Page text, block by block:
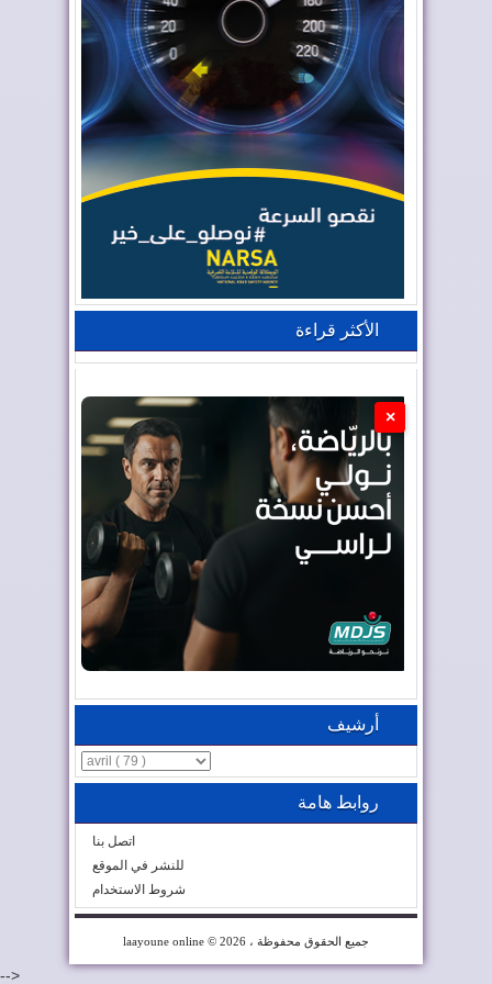
الأكثر قراءة
×
أرشيف
روابط هامة
اتصل بنا
للنشر في الموقع
شروط الاستخدام
laayoune online © 2026 ، جميع الحقوق محفوظة
-->